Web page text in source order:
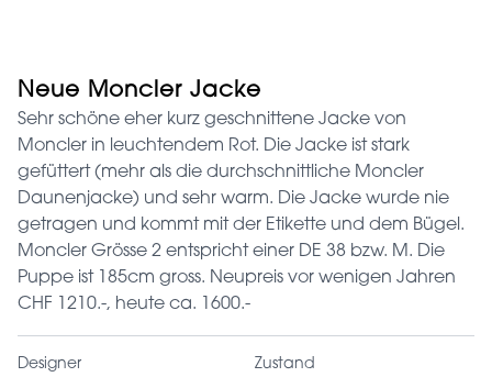
Neue Moncler Jacke
Sehr schöne eher kurz geschnittene Jacke von
Moncler in leuchtendem Rot. Die Jacke ist stark
gefüttert (mehr als die durchschnittliche Moncler
Daunenjacke) und sehr warm. Die Jacke wurde nie
getragen und kommt mit der Etikette und dem Bügel.
Moncler Grösse 2 entspricht einer DE 38 bzw. M. Die
Puppe ist 185cm gross. Neupreis vor wenigen Jahren
CHF 1210.-, heute ca. 1600.-
Designer
Zustand